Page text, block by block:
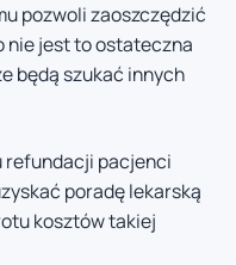
pozwoli zaoszczędzić
nie jest to ostateczna
będą szukać innych
refundacji pacjenci
poradę lekarską
kosztów takiej